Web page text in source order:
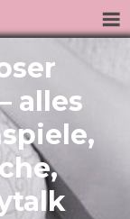
alles